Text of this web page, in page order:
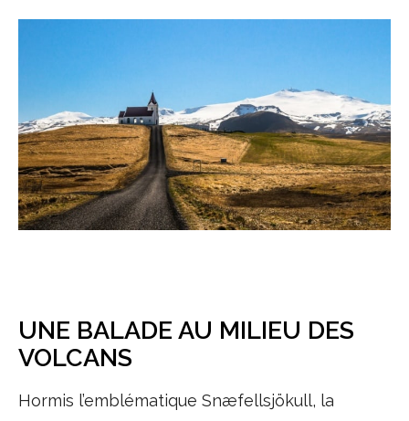
UNE BALADE AU MILIEU DES
VOLCANS
Hormis l’emblématique Snæfellsjökull, la